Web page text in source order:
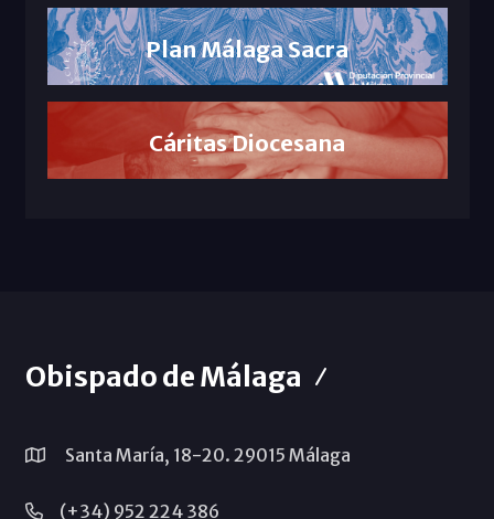
Plan Málaga Sacra
Cáritas Diocesana
Obispado de Málaga
Santa María, 18-20. 29015 Málaga
(+34) 952 224 386